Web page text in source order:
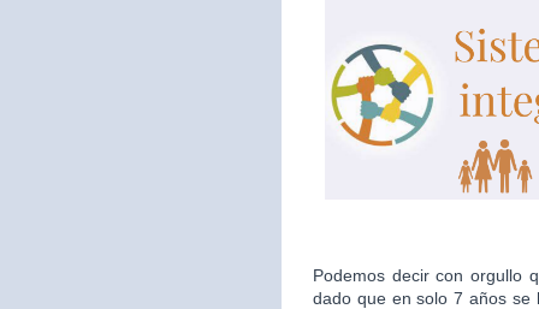
Podemos decir con orgullo
dado que en solo 7 años se